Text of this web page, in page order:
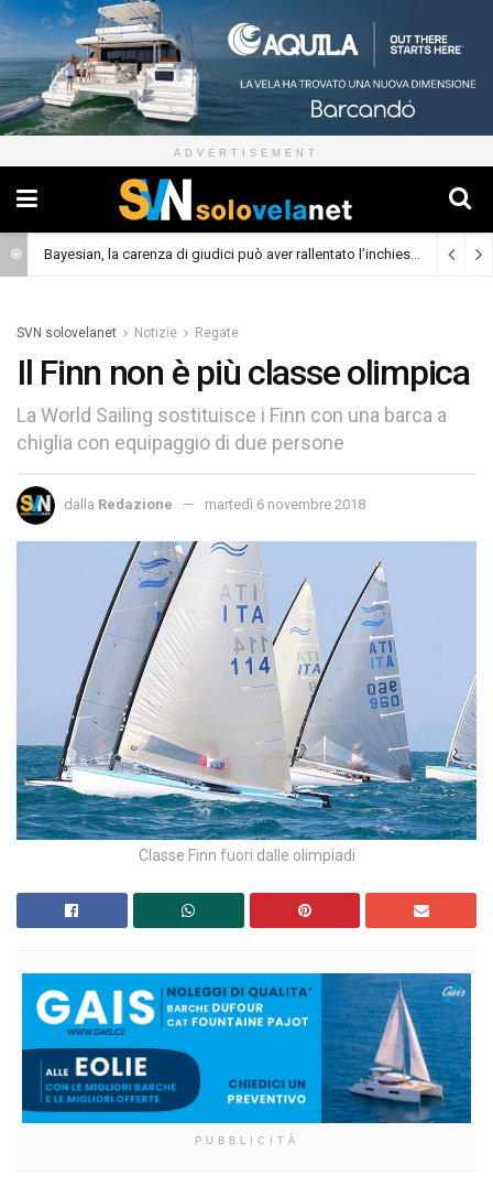
ADVERTISEMENT
Bayesian, la carenza di giudici può aver rallentato l’inchiesta (Cronaca)
SVN solovelanet Notizie Regate
Il Finn non è più classe olimpica
La World Sailing sostituisce i Finn con una barca a
chiglia con equipaggio di due persone
dalla Redazione martedì 6 novembre 2018
Classe Finn fuori dalle olimpiadi
PUBBLICITÀ